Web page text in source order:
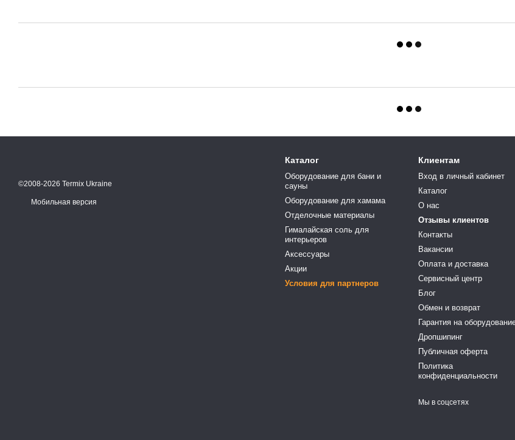
©2008-2026 Termix Ukraine
Мобильная версия
Каталог
Оборудование для бани и
сауны
Оборудование для хамама
Отделочные материалы
Гималайская соль для
интерьеров
Аксессуары
Акции
Условия для партнеров
Клиентам
Вход в личный кабинет
Каталог
О нас
Отзывы клиентов
Контакты
Вакансии
Оплата и доставка
Сервисный центр
Блог
Обмен и возврат
Гарантия на
Дропшипинг
Публичная оферта
Политика
конфиденциальности
Мы в соцсетях